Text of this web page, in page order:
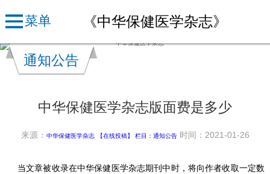
菜单 《中华保健医学杂志》
通知公告
中华保健医学杂志版面费是多少
来源： 中华保健医学杂志 【在线投稿】 栏目： 通知公告时间：2021-01-26
当文章被收录在中华保健医学杂志期刊中时，将向作者收取一定数